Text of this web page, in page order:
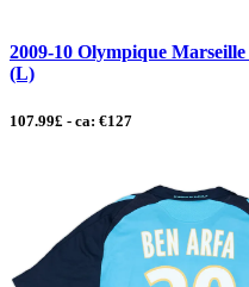
2009-10 Olympique
(L)
107.99£ - ca: €127